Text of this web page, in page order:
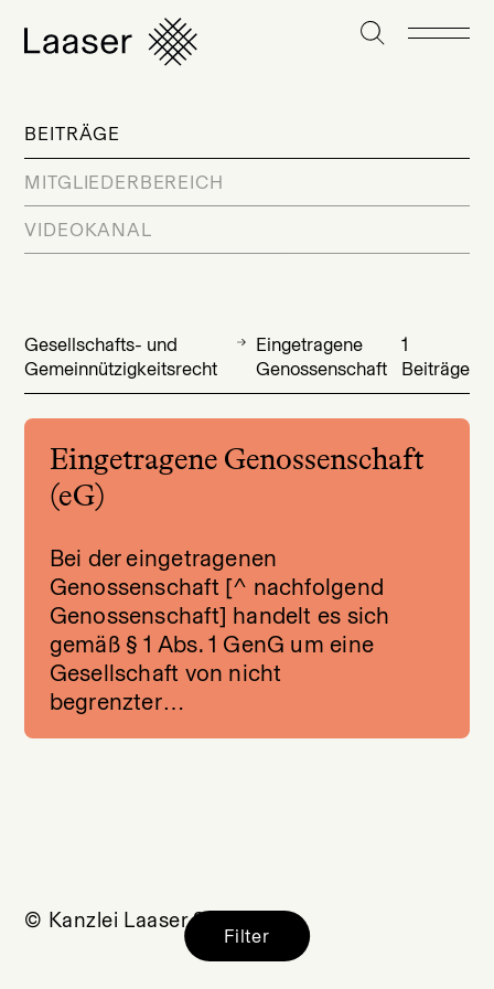
BEITRÄGE
MITGLIEDERBEREICH
VIDEOKANAL
Gesellschafts- und
Gemeinnützigkeitsrecht
Eingetragene
Genossenschaft
1
Beiträge
Eingetragene Genossenschaft
(eG)
Bei der eingetragenen
Genossenschaft [^ nachfolgend
Genossenschaft] handelt es sich
gemäß § 1 Abs. 1 GenG um eine
Gesellschaft von nicht
begrenzter…
Filter
© Kanzlei Laaser 2026